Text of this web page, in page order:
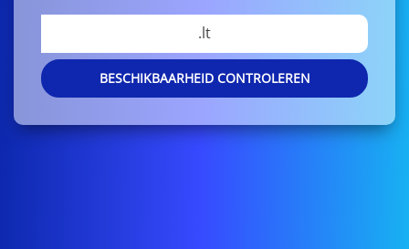
.lt
BESCHIKBAARHEID CONTROLEREN